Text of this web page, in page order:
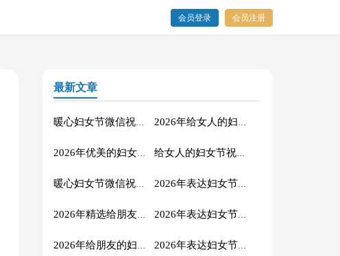
会员登录 会员注册
最新文章